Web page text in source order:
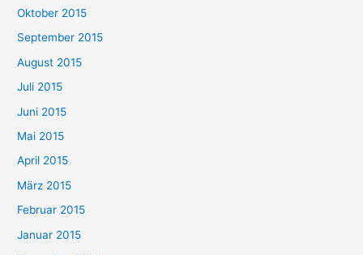
Oktober 2015
September 2015
August 2015
Juli 2015
Juni 2015
Mai 2015
April 2015
März 2015
Februar 2015
Januar 2015